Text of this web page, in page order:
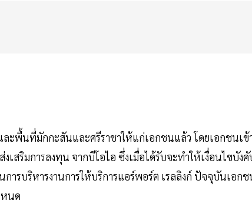
ะพื้นที่มักกะสันและศรีราชาให้แก่เอกชนแล้ว โดยเอกชนเข้
เสริมการลงทุน จากบีโอไอ ซึ่งเมื่อได้รับจะทำให้เงื่อนไขบัง
ารบริหารงานการให้บริการแอร์พอร์ต เรลลิงก์ ปัจจุบันเอก
หนด